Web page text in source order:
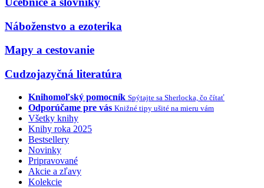
Náboženstvo a ezoterika
Mapy a cestovanie
Cudzojazyčná literatúra
Knihomoľský pomocník Spýtajte sa Sherlocka, čo čítať
Odporúčame pre vás Knižné tipy ušité na mieru vám
Všetky knihy
Knihy roka 2025
Bestsellery
Novinky
Pripravované
Akcie a zľavy
Kolekcie